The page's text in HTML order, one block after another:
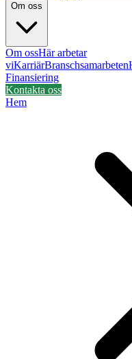
Om oss
Om ossHär arbetar
viKarriärBranschsamarbeten
Finansiering
Kontakta oss
Hem